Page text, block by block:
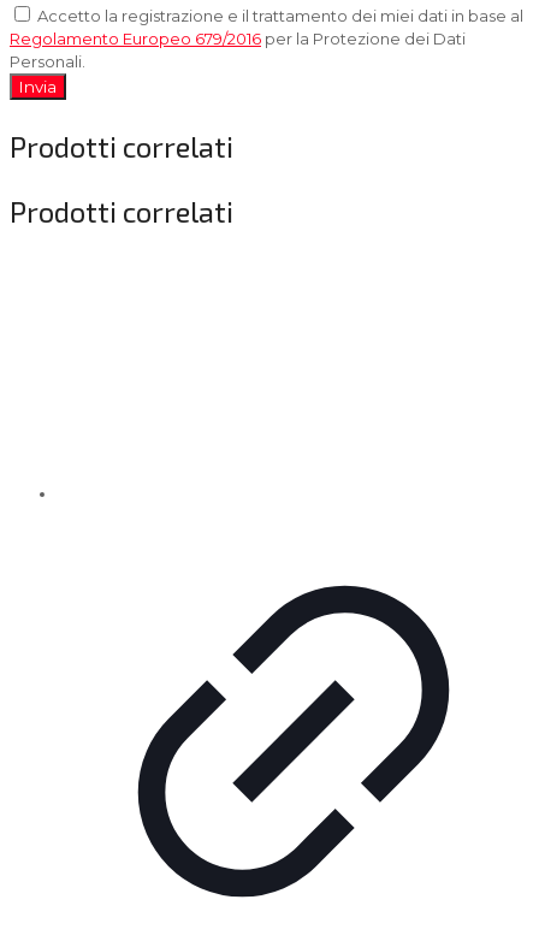
Accetto la registrazione e il trattamento dei miei dati in base al
Regolamento Europeo 679/2016 per la Protezione dei Dati
Personali.
Invia
Prodotti correlati
Prodotti correlati